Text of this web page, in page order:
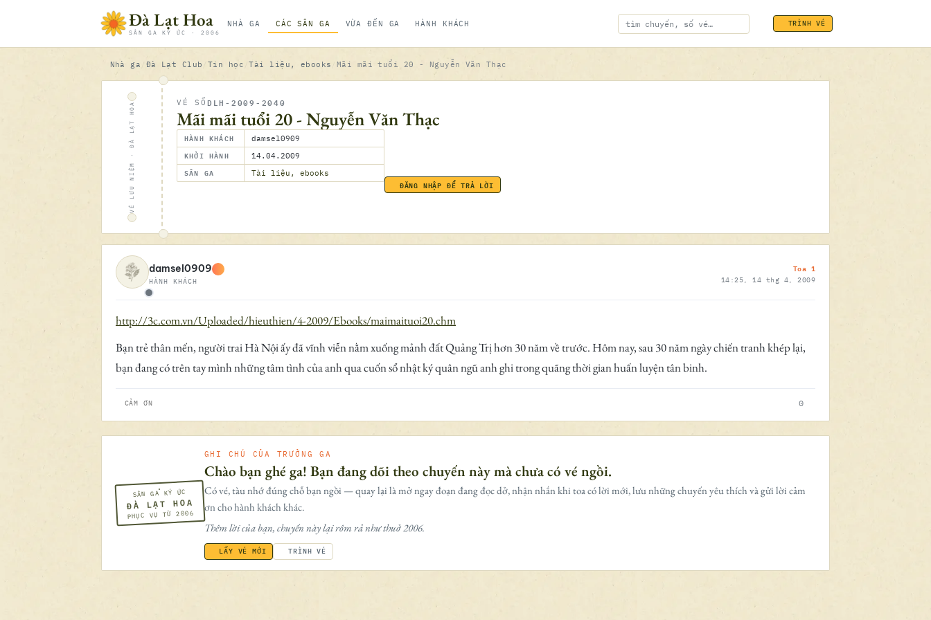
Đà Lạt Hoa
SÂN GA KÝ ỨC · 2006
NHÀ GA CÁC SÂN GA VỪA ĐẾN GA HÀNH KHÁCH TRÌNH VÉ
Nhà ga Đà Lạt Club Tin học Tài liệu, ebooks Mãi mãi tuổi 20 - Nguyễn Văn Thạc
VÉ LƯU NIỆM · ĐÀ LẠT HOA
14.04.2009
VÉ SỐ DLH-2009-2040
Mãi mãi tuổi 20 - Nguyễn Văn Thạc
HÀNH KHÁCH damsel0909
KHỞI HÀNH 14.04.2009
SÂN GA Tài liệu, ebooks
ĐĂNG NHẬP ĐỂ TRẢ LỜI
Ngoại tuyến
damsel0909
HÀNH KHÁCH
Toa 1
14:25, 14 thg 4, 2009
http://3c.com.vn/Uploaded/hieuthien/4-2009/Ebooks/maimaituoi20.chm
Bạn trẻ thân mến, người trai Hà Nội ấy đã vĩnh viễn nằm xuống mảnh đất Quảng Trị hơn 30 năm về trước. Hôm nay, sau 30 năm ngày chiến tranh khép lại,
bạn đang có trên tay mình những tâm tình của anh qua cuốn sổ nhật ký quân ngũ anh ghi trong quãng thời gian huấn luyện tân binh.
CẢM ƠN 0
SÂN GA KÝ ỨC
ĐÀ LẠT HOA
PHỤC VỤ TỪ 2006
GHI CHÚ CỦA TRƯỞNG GA
Chào bạn ghé ga! Bạn đang dõi theo chuyến này mà chưa có vé ngồi.
Có vé, tàu nhớ đúng chỗ bạn ngồi — quay lại là mở ngay đoạn đang đọc dở, nhận nhắn khi toa có lời mới, lưu những chuyến yêu thích và gửi lời cảm
ơn cho hành khách khác.
Thêm lời của bạn, chuyến này lại rôm rả như thuở 2006.
LẤY VÉ MỚI TRÌNH VÉ